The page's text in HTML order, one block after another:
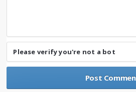
Please verify you're not a bot